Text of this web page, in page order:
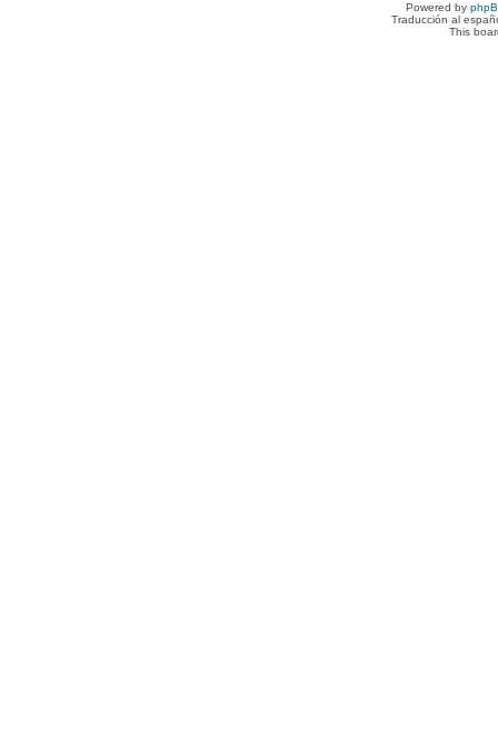
Powered by
Traducción al
This